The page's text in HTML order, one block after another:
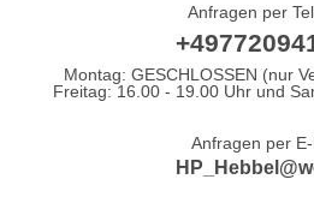
Anfragen per
Montag: GESCHLOSSEN (nur
Freitag: 16.00 - 19.00 Uhr und
Anfragen per